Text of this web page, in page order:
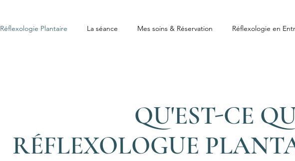
Réflexologie Plantaire La séance Mes soins & Réservation Réflexologie en
QU'EST-CE
RÉFLEXOLOGUE